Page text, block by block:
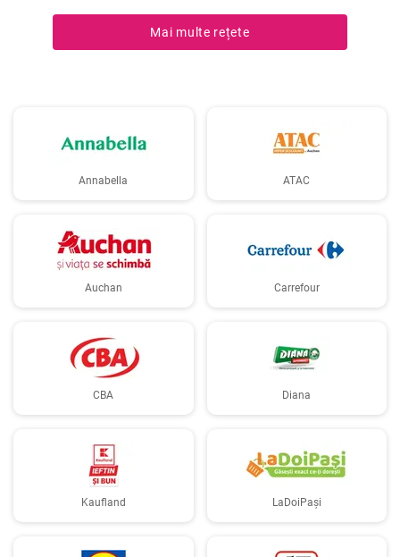
Mai multe rețete
Annabella ATAC
Auchan Carrefour
CBA Diana
Kaufland LaDoiPași